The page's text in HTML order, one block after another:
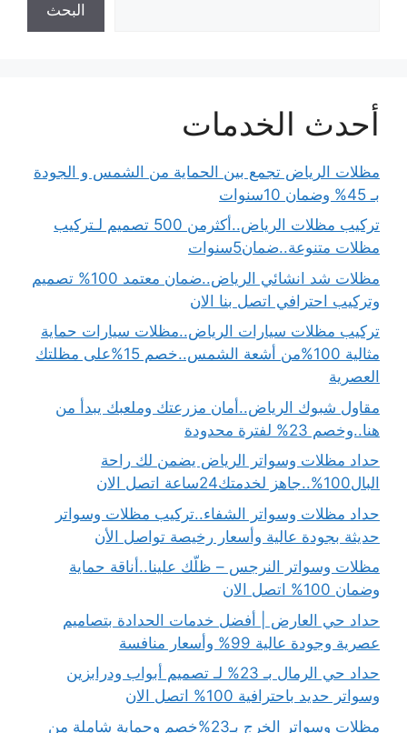
البحث
أحدث الخدمات
مظلات الرياض تجمع بين الحماية من الشمس و الجودة
بـ 45% وضمان 10سنوات
تركيب مظلات الرياض..أكثرمن 500 تصميم لـتركيب
مظلات متنوعة..ضمان5سنوات
مظلات شد انشائي الرياض..ضمان معتمد 100% تصميم
وتركيب احترافي اتصل بنا الان
تركيب مظلات سيارات الرياض..مظلات سيارات حماية
مثالية 100%من أشعة الشمس..خصم 15%على مظلتك
العصرية
مقاول شبوك الرياض..أمان مزرعتك وملعبك يبدأ من
هنا..وخصم 23% لفترة محدودة
حداد مظلات وسواتر الرياض يضمن لك راحة
البال100%..جاهز لخدمتك24ساعة اتصل الان
حداد مظلات وسواتر الشفاء..تركيب مظلات وسواتر
حديثة بجودة عالية وأسعار رخيصة تواصل الأن
مظلات وسواتر النرجس – ظلّك علينا..أناقة حماية
وضمان 100% اتصل الان
حداد حي العارض | أفضل خدمات الحدادة بتصاميم
عصرية وجودة عالية 99% وأسعار منافسة
حداد حي الرمال بـ 23% لـ تصميم أبواب ودرابزين
وسواتر حديد باحترافية 100% اتصل الان
مظلات وسواتر الخرج بـ23%خصم وحماية شاملة من